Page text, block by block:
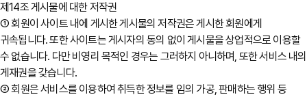
제14조 게시물에 대한 저작권
① 회원이 사이트 내에 게시한 게시물의 저작권은 게시한 회원에게
귀속됩니다. 또한 사이트는 게시자의 동의 없이 게시물을 상업적으로 이용할
수 없습니다. 다만 비영리 목적인 경우는 그러하지 아니하며, 또한 서비스 내의
게재권을 갖습니다.
② 회원은 서비스를 이용하여 취득한 정보를 임의 가공, 판매하는 행위 등